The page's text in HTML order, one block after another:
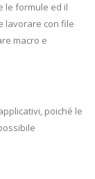
le formule ed il
lavorare con file
macro e
poiché le